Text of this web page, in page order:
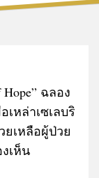
Hope” ฉลอง
หล่าเซเลบริ
เหลือผู้ป่วย
เห็น